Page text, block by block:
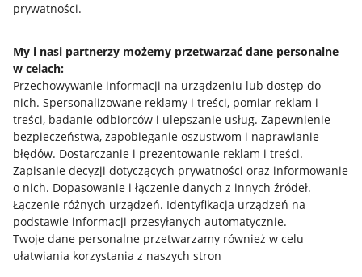
prywatności.
My i nasi partnerzy możemy przetwarzać dane personalne
w celach:
Przechowywanie informacji na urządzeniu lub dostęp do
nich. Spersonalizowane reklamy i treści, pomiar reklam i
treści, badanie odbiorców i ulepszanie usług. Zapewnienie
bezpieczeństwa, zapobieganie oszustwom i naprawianie
błędów. Dostarczanie i prezentowanie reklam i treści.
Zapisanie decyzji dotyczących prywatności oraz informowanie
o nich. Dopasowanie i łączenie danych z innych źródeł.
Łączenie różnych urządzeń. Identyfikacja urządzeń na
podstawie informacji przesyłanych automatycznie.
Twoje dane personalne przetwarzamy również w celu
ułatwiania korzystania z naszych stron
Jak to działa
Allegro Gadane dla sprzedających
Allegro Gadane dla kupujących
Mapa miejscowości
Informacje prawne
Regulamin
Polityka plików "cookies"
Ustawienia plików "cookies"